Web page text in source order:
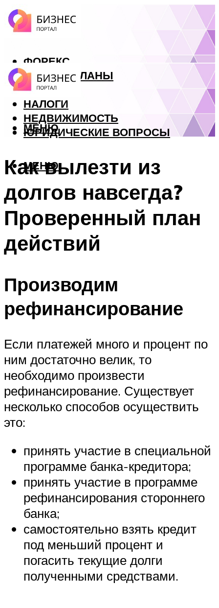
ФОРЕКС
БИЗНЕС ПЛАНЫ
КРЕДИТЫ
НАЛОГИ
НЕДВИЖИМОСТЬ
ЮРИДИЧЕСКИЕ ВОПРОСЫ
МЕНЮ
МЕНЮ
Как вылезти из
долгов навсегда?
Проверенный план
действий
Производим
рефинансирование
Если платежей много и процент по
ним достаточно велик, то
необходимо произвести
рефинансирование. Существует
несколько способов осуществить
это:
принять участие в специальной
программе банка-кредитора;
принять участие в программе
рефинансирования стороннего
банка;
самостоятельно взять кредит
под меньший процент и
погасить текущие долги
полученными средствами.